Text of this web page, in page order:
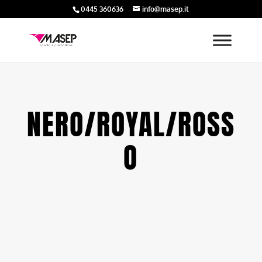
0445 360636 info@masep.it
NERO/ROYAL/ROSS
O